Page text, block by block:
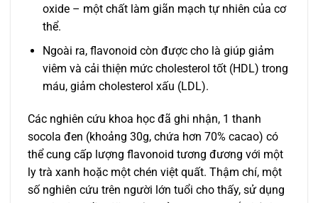
oxide – một chất làm giãn mạch tự nhiên của cơ
thể.
Ngoài ra, flavonoid còn được cho là giúp giảm
viêm và cải thiện mức cholesterol tốt (HDL) trong
máu, giảm cholesterol xấu (LDL).
Các nghiên cứu khoa học đã ghi nhận, 1 thanh
socola đen (khoảng 30g, chứa hơn 70% cacao) có
thể cung cấp lượng flavonoid tương đương với một
ly trà xanh hoặc một chén việt quất. Thậm chí, một
số nghiên cứu trên người lớn tuổi cho thấy, sử dụng